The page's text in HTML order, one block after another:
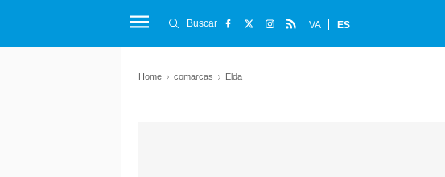
Buscar VA ES
Home comarcas Elda